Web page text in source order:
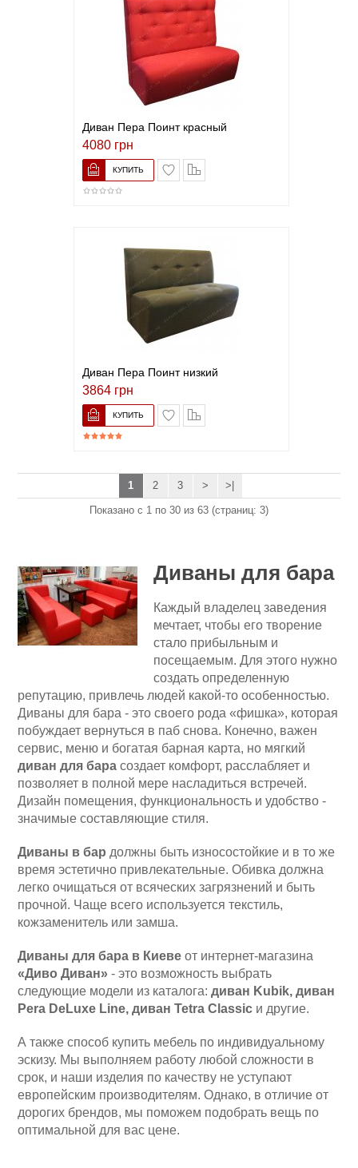
Диван Пера Поинт красный
4080 грн
В список желаний
Диван Пера Поинт низкий
3864 грн
В список желаний
1 2 3 > >|
Показано с 1 по 30 из 63 (страниц: 3)
Диваны для бара
Каждый владелец заведения
мечтает, чтобы его творение
стало прибыльным и
посещаемым. Для этого нужно
создать определенную
репутацию, привлечь людей какой-то особенностью.
Диваны для бара - это своего рода «фишка», которая
побуждает вернуться в паб снова. Конечно, важен
сервис, меню и богатая барная карта, но мягкий
диван для бара создает комфорт, расслабляет и
позволяет в полной мере насладиться встречей.
Дизайн помещения, функциональность и удобство -
значимые составляющие стиля.
Диваны в бар должны быть износостойкие и в то же
время эстетично привлекательные. Обивка должна
легко очищаться от всяческих загрязнений и быть
прочной. Чаще всего используется текстиль,
кожзаменитель или замша.
Диваны для бара в Киеве от интернет-магазина
«Диво Диван» - это возможность выбрать
следующие модели из каталога:диван Kubik, диван
Pera DeLuxe Line, диван Tetra Classic и другие.
А также способ купить мебель по индивидуальному
эскизу. Мы выполняем работу любой сложности в
срок, и наши изделия по качеству не уступают
европейским производителям. Однако, в отличие от
дорогих брендов, мы поможем подобрать вещь по
оптимальной для вас цене.